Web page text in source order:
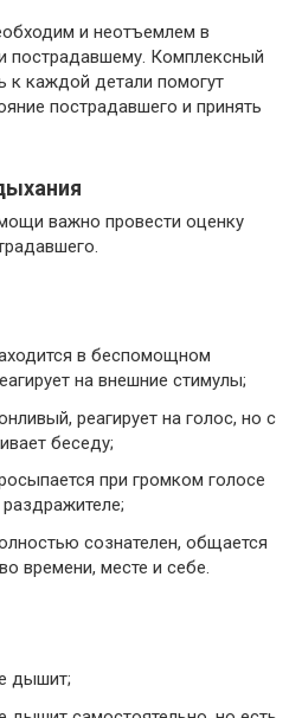
и неотъемлем в
пострадавшему. Комплексный
к каждой детали помогут
пострадавшего и принять
важно провести оценку
в беспомощном
на внешние стимулы;
реагирует на голос, но с
беседу;
при громком голосе
сознателен, общается
времени, месте и себе.
дышит;